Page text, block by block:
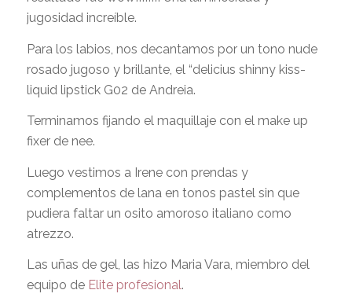
jugosidad increíble.
Para los labios, nos decantamos por un tono nude
rosado jugoso y brillante, el “delicius shinny kiss-
liquid lipstick G02 de Andreia.
Terminamos fijando el maquillaje con el make up
fixer de nee.
Luego vestimos a Irene con prendas y
complementos de lana en tonos pastel sin que
pudiera faltar un osito amoroso italiano como
atrezzo.
Las uñas de gel, las hizo Maria Vara, miembro del
equipo de Elite profesional.